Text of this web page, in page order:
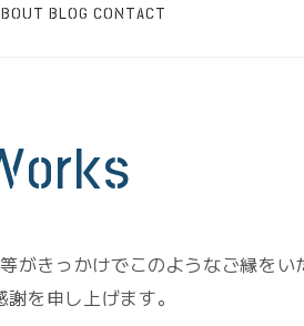
BLOG CONTACT
がきっかけでこのようなご縁をい
謝を申し上げます。